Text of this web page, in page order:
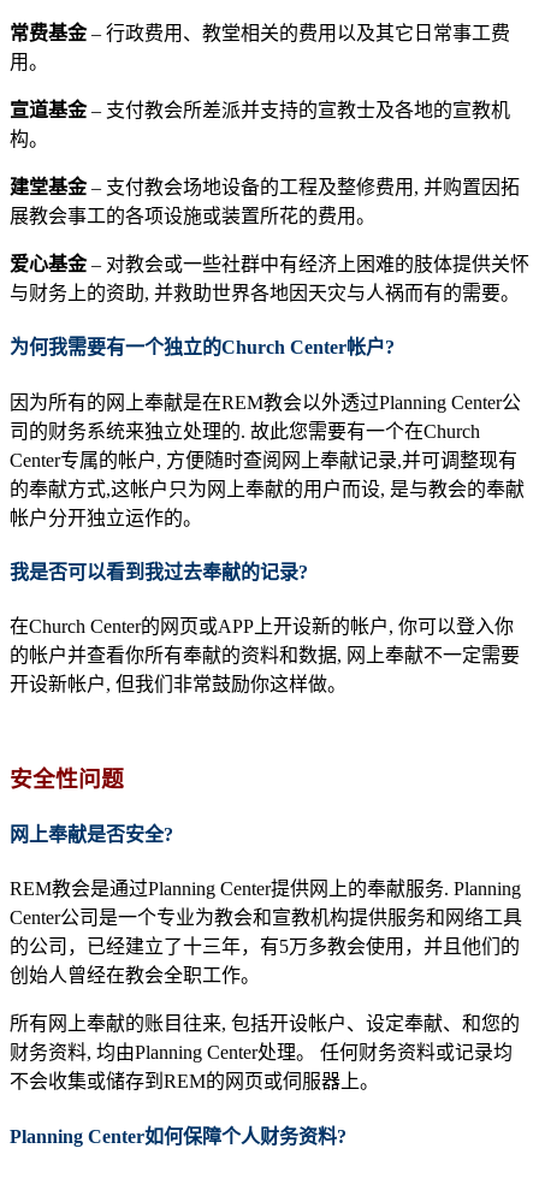
常费基金 – 行政费用、教堂相关的费用以及其它日常事工费
用。
宣道基金 – 支付教会所差派并支持的宣教士及各地的宣教机
构。
建堂基金 – 支付教会场地设备的工程及整修费用, 并购置因拓
展教会事工的各项设施或装置所花的费用。
爱心基金 – 对教会或一些社群中有经济上困难的肢体提供关怀
与财务上的资助, 并救助世界各地因天灾与人祸而有的需要。
为何我需要有一个独立的Church Center帐户?
因为所有的网上奉献是在REM教会以外透过Planning Center公
司的财务系统来独立处理的. 故此您需要有一个在Church
Center专属的帐户, 方便随时查阅网上奉献记录,并可调整现有
的奉献方式,这帐户只为网上奉献的用户而设, 是与教会的奉献
帐户分开独立运作的。
我是否可以看到我过去奉献的记录?
在Church Center的网页或APP上开设新的帐户, 你可以登入你
的帐户并查看你所有奉献的资料和数据, 网上奉献不一定需要
开设新帐户, 但我们非常鼓励你这样做。
安全性问题
网上奉献是否安全?
REM教会是通过Planning Center提供网上的奉献服务. Planning
Center公司是一个专业为教会和宣教机构提供服务和网络工具
的公司，已经建立了十三年，有5万多教会使用，并且他们的
创始人曾经在教会全职工作。
所有网上奉献的账目往来, 包括开设帐户、设定奉献、和您的
财务资料, 均由Planning Center处理。 任何财务资料或记录均
不会收集或储存到REM的网页或伺服器上。
Planning Center如何保障个人财务资料?